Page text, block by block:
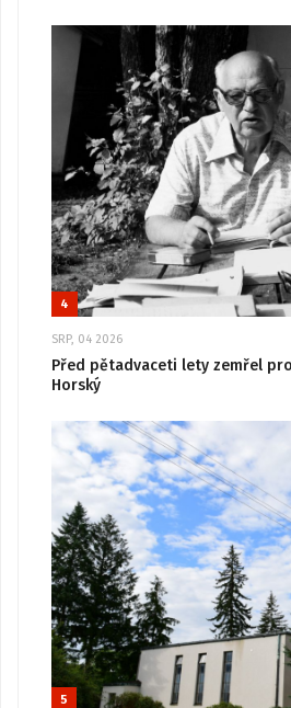
4
SRP, 04 2026
Před pětadvaceti lety zemřel
Horský
5